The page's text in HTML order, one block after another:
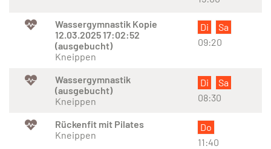
Wassergymnastik Kopie
12.03.2025 17:02:52
(ausgebucht)
Kneippen
Di
Sa
09:20
Wassergymnastik
(ausgebucht)
Kneippen
Di
Sa
08:30
Rückenfit mit Pilates
Kneippen
Do
11:40